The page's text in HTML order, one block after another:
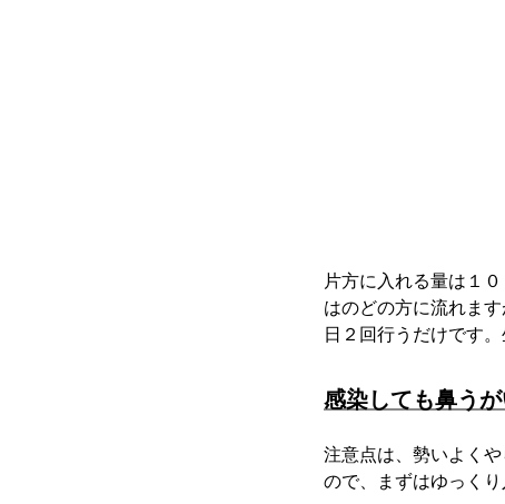
片方に入れる量は１
はのどの方に流れま
日２回行うだけです
感染しても鼻う
注意点は、勢いよく
ので、まずはゆっく